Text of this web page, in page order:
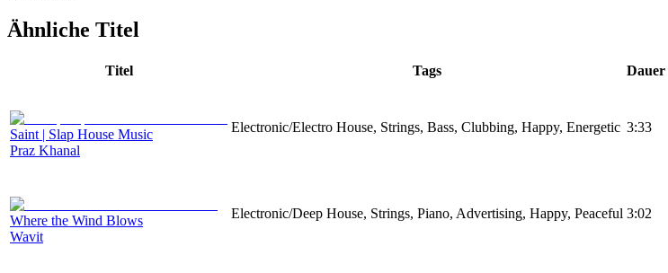
Ähnliche Titel
Titel Tags Dauer
Saint | Slap House Music
Praz Khanal
Electronic/Electro House, Strings, Bass, Clubbing, Happy, Energetic 3:33
Where the Wind Blows
Wavit
Electronic/Deep House, Strings, Piano, Advertising, Happy, Peaceful 3:02